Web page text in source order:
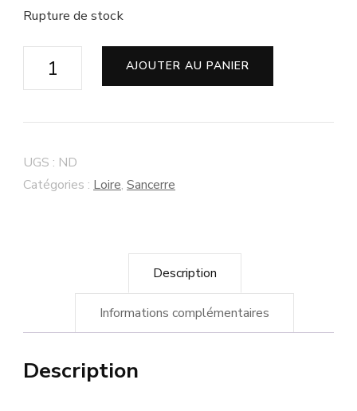
Rupture de stock
quantité
2016
Patrice
AJOUTER AU PANIER
UGS : ND
Catégories : Loire, Sancerre
Description
Informations complémentaires
Description